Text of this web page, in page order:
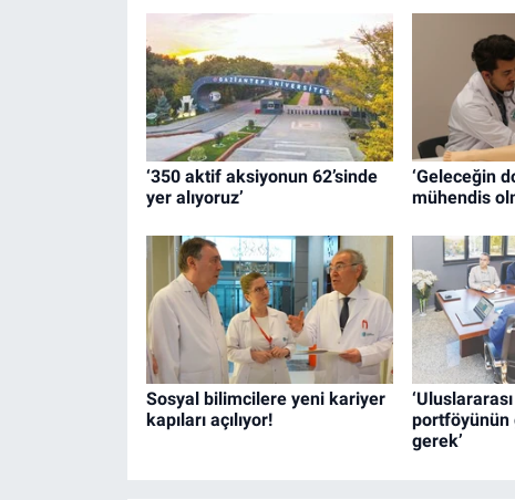
‘350 aktif aksiyonun 62’sinde
yer alıyoruz’
‘Geleceğin
mühendis
Sosyal bilimcilere yeni kariyer
kapıları açılıyor!
gerek’